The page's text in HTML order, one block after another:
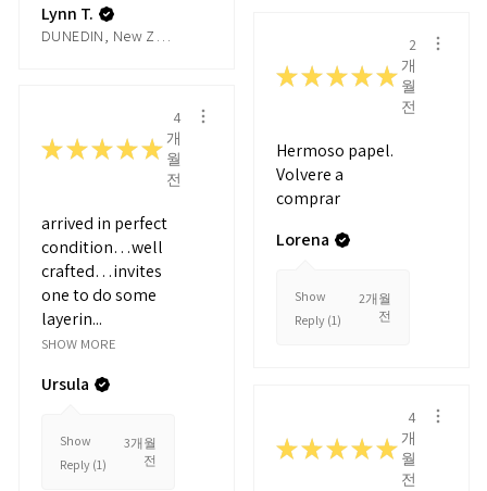
Lynn T.
★★★★★
2
개
월
전
Hermoso papel.
Volvere a
comprar
Lorena
Show
Reply (1)
2개월
전
★★★★★
4
개
월
전
arrived in perfect
condition…well
crafted…invites
one to do some
layerin...
SHOW MORE
Ursula
Show
Reply (1)
3개월
전
★★★★★
4
개
월
전